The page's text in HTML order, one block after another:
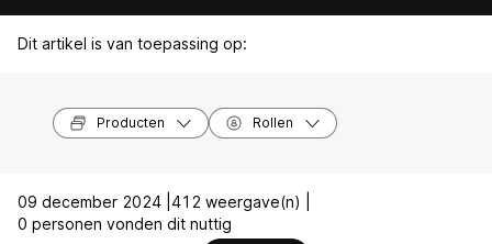
Dit artikel is van toepassing op:
Producten Rollen
09 december 2024 | 412 weergave(n) |
0 personen vonden dit nuttig